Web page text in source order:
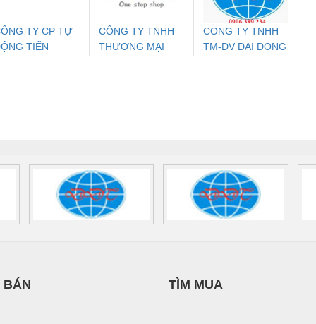
Điện AC
Mô-đun Ắc Quy UPS
Rơ Le An Toàn
TY CP TỰ
TIẾN
CÔNG TY TNHH
THƯƠNG MẠI
CONG TY TNHH
TM-DV DAI DONG
BÁN TÌM MUA